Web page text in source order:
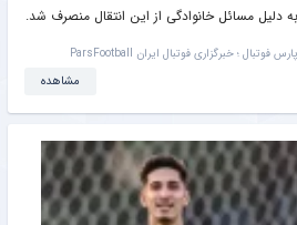
دلیل مسائل خانوادگی از این انتقال منصرف شد.
پارس فوتبال ؛ خبرگزاری فوتبال ایران ParsFootball
مشاهده